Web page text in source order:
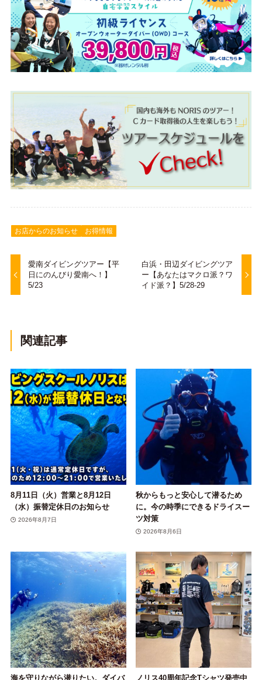
お店からのお知らせ お得情報
愛南ダイビングツアー【平
日にのんびり愛南へ！】
5/23
白浜・田辺ダイビングツア
ー【あなたはマクロ派？ワ
イド派？】5/28-29
関連記事
8月11日（火）営業と8月12日
（水）振替定休日のお知らせ
2026年8月7日
秋からもっと安心して潜るため
に。今の時季にできるドライスー
ツ対策
2026年8月6日
海を守りながら潜りたい。ダイバ ノリス40周年記念Tシャツ発売中